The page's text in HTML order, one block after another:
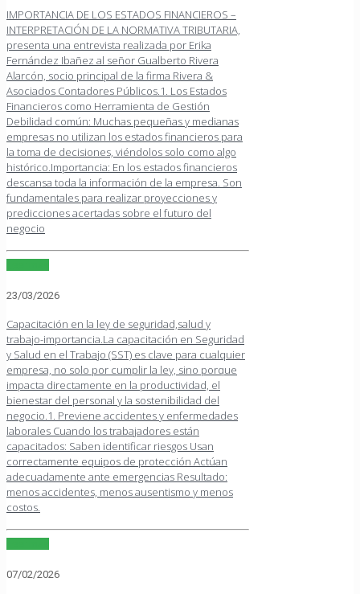
IMPORTANCIA DE LOS ESTADOS FINANCIEROS –
INTERPRETACIÓN DE LA NORMATIVA TRIBUTARIA,
presenta una entrevista realizada por Erika
Fernández Ibañez al señor Gualberto Rivera
Alarcón, socio principal de la firma Rivera &
Asociados Contadores Públicos.1. Los Estados
Financieros como Herramienta de Gestión
Debilidad común: Muchas pequeñas y medianas
empresas no utilizan los estados financieros para
la toma de decisiones, viéndolos solo como algo
histórico.Importancia: En los estados financieros
descansa toda la información de la empresa. Son
fundamentales para realizar proyecciones y
predicciones acertadas sobre el futuro del
negocio
23/03/2026
Capacitación en la ley de seguridad,salud y
trabajo-importancia.La capacitación en Seguridad
y Salud en el Trabajo (SST) es clave para cualquier
empresa, no solo por cumplir la ley, sino porque
impacta directamente en la productividad, el
bienestar del personal y la sostenibilidad del
negocio.1. Previene accidentes y enfermedades
laborales Cuando los trabajadores están
capacitados: Saben identificar riesgos Usan
correctamente equipos de protección Actúan
adecuadamente ante emergencias Resultado:
menos accidentes, menos ausentismo y menos
costos.
07/02/2026